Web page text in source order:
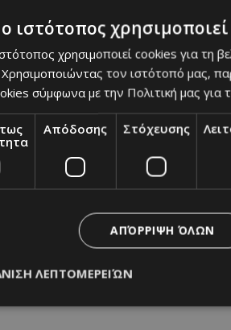
ιστότοπος
χρησιμοποιεί cookies για τη
τον ιστότοπό μας,
σύμφωνα με την Πολιτική μας για
Απόδοσης Στόχευσης
ΑΠΌΡΡΙΨΗ ΌΛΩΝ
ΛΕΠΤΟΜΕΡΕΙΏΝ